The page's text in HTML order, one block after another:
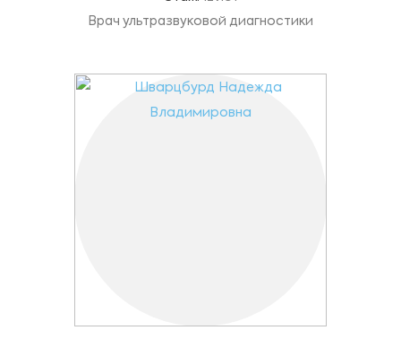
Врач ультразвуковой диагностики